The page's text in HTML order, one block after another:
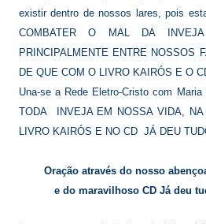
existir dentro de nossos lares, pois
COMBATER O MAL DA
PRINCIPALMENTE ENTRE NOSSOS
DE QUE COM O LIVRO KAIRÓS E O
Una-se a Rede Eletro-Cristo com
TODA INVEJA EM NOSSA VIDA, NA
LIVRO KAIRÓS E NO CD JÁ DEU
Oração através do nosso
e do maravilhoso CD Já deu